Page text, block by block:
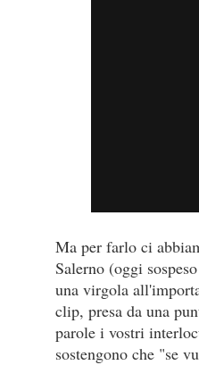
Ma per farlo ci
Salerno (oggi
una virgola
clip, presa da una
parole i vostri
sostengono che "se